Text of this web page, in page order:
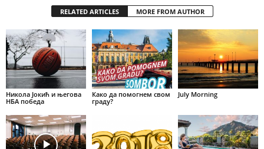
RELATED ARTICLES MORE FROM AUTHOR
Никола Јокић и његова
НБА победа
Како да помогнем свом
граду?
July Morning